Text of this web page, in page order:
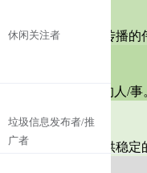
粉丝
兴趣。
粉丝
自不
务，
休闲关注者
垃圾信息发布者/推
广者
能播报出像野火般传播
他始终关注“热门”的人/
🎙️提供者
他的观众依赖他提供稳